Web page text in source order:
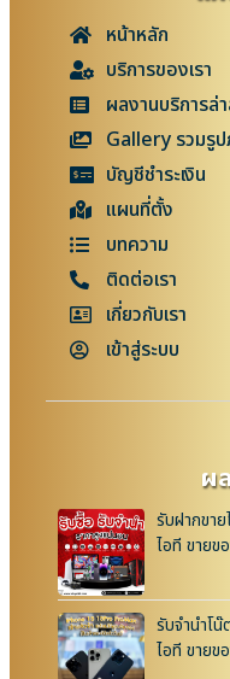
หน้าหลัก
บริการของเรา
ผลงานบริการล่
Gallery รวมรู
บัญชีชำระเงิน
แผนที่ตั้ง
บทความ
ติดต่อเรา
เกี่ยวกับเรา
เข้าสู่ระบบ
ผ
รับฝากขา
ไอที ขายข
รับจำนำโ
ไอที ขายข